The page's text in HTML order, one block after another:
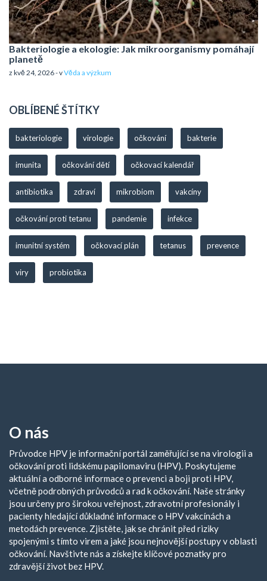
Bakteriologie a ekologie: Jak mikroorganismy pomáhají
planetě
z kvě 24, 2026 - vVěda a výzkum
OBLÍBENÉ ŠTÍTKY
bakteriologie virologie očkování bakterie
imunita očkování dětí očkovací kalendář
antibiotika zdraví mikrobiom vakcíny
očkování proti tetanu pandemie infekce
imunitní systém očkovací plán tetanus prevence
viry probiotika
O nás
Průvodce HPV je informační portál zaměřující se na virologii a
očkování proti lidskému papilomaviru (HPV). Poskytujeme
aktuální a odborné informace o prevenci a boji proti HPV,
včetně podrobných průvodců a rad k očkování. Naše stránky
jsou určeny pro širokou veřejnost, zdravotní profesionály i
pacienty hledající důkladné informace o HPV vakcínách a
metodách prevence. Zjistěte, jak se chránit před riziky
spojenými s tímto virem a jaké jsou nejnovější postupy v oblasti
očkování. Navštivte nás a získejte klíčové poznatky pro
zdravější život bez HPV.